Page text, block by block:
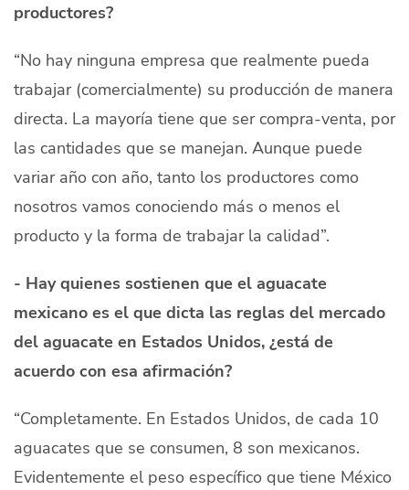
productores?
“No hay ninguna empresa que realmente pueda
trabajar (comercialmente) su producción de manera
directa. La mayoría tiene que ser compra-venta, por
las cantidades que se manejan. Aunque puede
variar año con año, tanto los productores como
nosotros vamos conociendo más o menos el
producto y la forma de trabajar la calidad”.
- Hay quienes sostienen que el aguacate
mexicano es el que dicta las reglas del mercado
del aguacate en Estados Unidos, ¿está de
acuerdo con esa afirmación?
“Completamente. En Estados Unidos, de cada 10
aguacates que se consumen, 8 son mexicanos.
Evidentemente el peso específico que tiene México